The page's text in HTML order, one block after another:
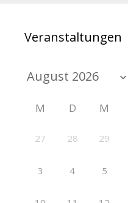
Veranstaltungen
M D M
27 28 29
3 4 5